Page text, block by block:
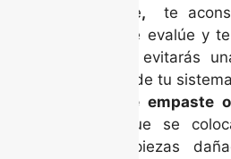
permanente,
te
para que te evalúe y
seguir. Así evitarás
dentadura de tu
Pérdida de empaste
material que se
restaurar piezas